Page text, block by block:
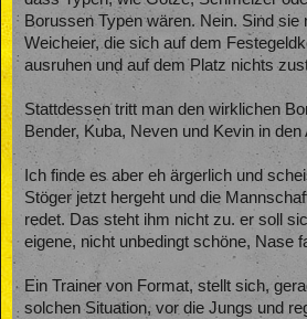
Borussen Typen wären. Nein. Sind sie
Weicheier, die sich auf dem
ausruhen und auf dem Platz nichts
Stattdessen tritt man den wirklichen
Bender, Kuba, Neven und Kevin in den
Ich finde es aber eh ärgerlich und
Stöger jetzt hergeht und die
redet. Das steht ihm nicht zu. er soll
eigene, nicht unbedingt schöne, Nase
Ein Trainer von Format, stellt sich,
solchen Situation, vor die Jungs und